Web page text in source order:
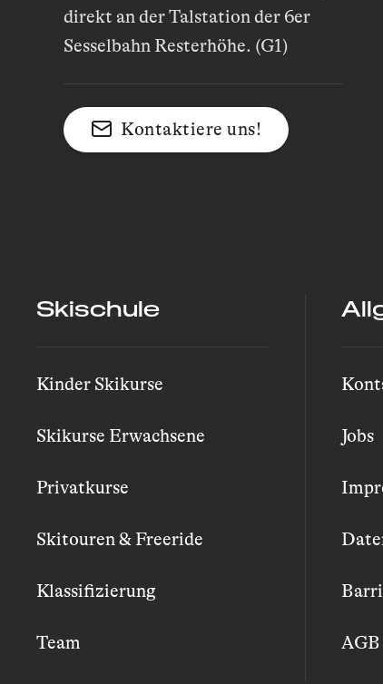
direkt an der Talstation der 6er
Sesselbahn Resterhöhe. (G1)
Kontaktiere uns!
Skischule
Kinder Skikurse
Skikurse Erwachsene
Privatkurse
Skitouren & Freeride
Klassifizierung
Team
Jobs
AGB